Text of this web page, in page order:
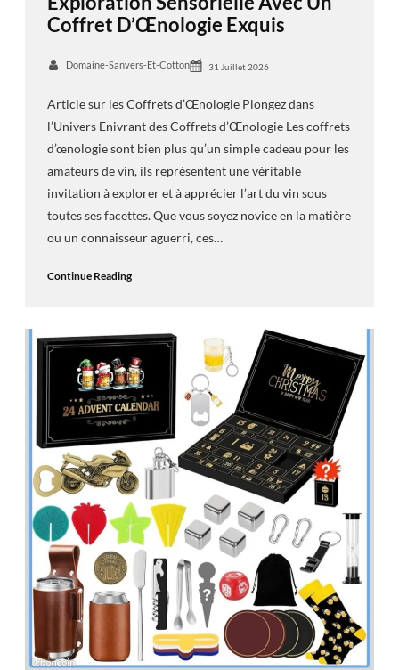
Coffret D’Œnologie Exquis
Domaine-Sanvers-Et-Cotton 31 Juillet 2026
Article sur les Coffrets d’Œnologie Plongez dans
l’Univers Enivrant des Coffrets d’Œnologie Les coffrets
d’œnologie sont bien plus qu’un simple cadeau pour les
amateurs de vin, ils représentent une véritable
invitation à explorer et à apprécier l’art du vin sous
toutes ses facettes. Que vous soyez novice en la matière
ou un connaisseur aguerri, ces…
Continue Reading